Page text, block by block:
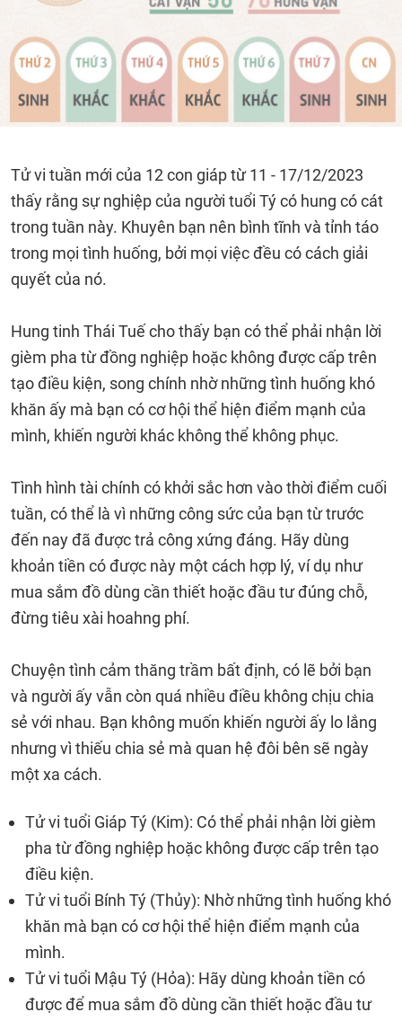
Tử vi tuần mới của 12 con giáp từ 11 - 17/12/2023
thấy rằng sự nghiệp của người tuổi Tý có hung có cát
trong tuần này. Khuyên bạn nên bình tĩnh và tỉnh táo
trong mọi tình huống, bởi mọi việc đều có cách giải
quyết của nó.
Hung tinh Thái Tuế cho thấy bạn có thể phải nhận lời
gièm pha từ đồng nghiệp hoặc không được cấp trên
tạo điều kiện, song chính nhờ những tình huống khó
khăn ấy mà bạn có cơ hội thể hiện điểm mạnh của
mình, khiến người khác không thể không phục.
Tình hình tài chính có khởi sắc hơn vào thời điểm cuối
tuần, có thể là vì những công sức của bạn từ trước
đến nay đã được trả công xứng đáng. Hãy dùng
khoản tiền có được này một cách hợp lý, ví dụ như
mua sắm đồ dùng cần thiết hoặc đầu tư đúng chỗ,
đừng tiêu xài hoahng phí.
Chuyện tình cảm thăng trầm bất định, có lẽ bởi bạn
và người ấy vẫn còn quá nhiều điều không chịu chia
sẻ với nhau. Bạn không muốn khiến người ấy lo lắng
nhưng vì thiếu chia sẻ mà quan hệ đôi bên sẽ ngày
một xa cách.
Tử vi tuổi Giáp Tý (Kim): Có thể phải nhận lời gièm
pha từ đồng nghiệp hoặc không được cấp trên tạo
điều kiện.
Tử vi tuổi Bính Tý (Thủy): Nhờ những tình huống khó
khăn mà bạn có cơ hội thể hiện điểm mạnh của
mình.
Tử vi tuổi Mậu Tý (Hỏa): Hãy dùng khoản tiền có
được để mua sắm đồ dùng cần thiết hoặc đầu tư